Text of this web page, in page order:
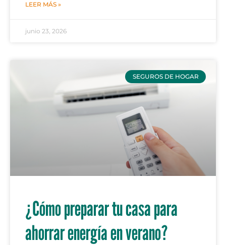
LEER MÁS »
junio 23, 2026
SEGUROS DE HOGAR
¿Cómo preparar tu casa para
ahorrar energía en verano?